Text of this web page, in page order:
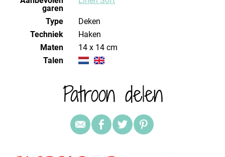
garen
Type
Deken
Techniek
haken
Maten
14 x 14 cm
Talen
Patroon delen